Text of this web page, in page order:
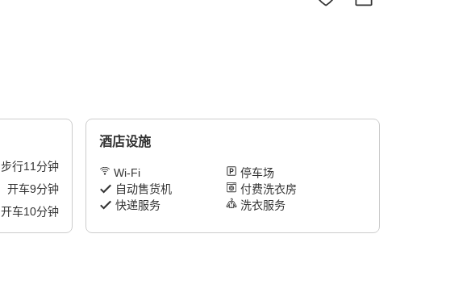
步行11分钟
开车9分钟
开车10分钟
酒店设施
Wi-Fi
停车场
自动售货机
付费洗衣房
快递服务
洗衣服务